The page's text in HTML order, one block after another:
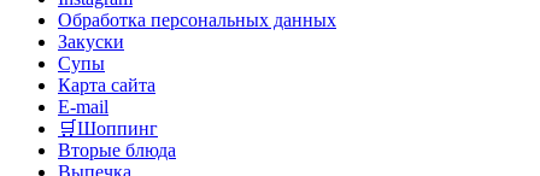
Обработка персональных данных
Закуски
Супы
Карта сайта
E-mail
🛒Шоппинг
Вторые блюда
Выпечка